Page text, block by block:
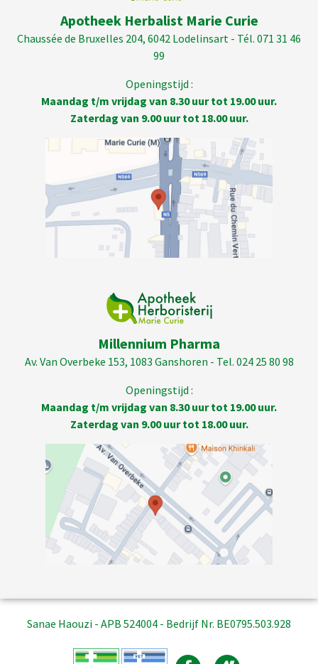
Apotheek Herbalist Marie Curie
Chaussée de Bruxelles 204, 6042 Lodelinsart - Tél. 071 31 46
99
Openingstijd :
Maandag t/m vrijdag van 8.30 uur tot 19.00 uur.
Zaterdag van 9.00 uur tot 18.00 uur.
Millennium Pharma
Av. Van Overbeke 153, 1083 Ganshoren - Tel. 024 25 80 98
Openingstijd :
Maandag t/m vrijdag van 8.30 uur tot 19.00 uur.
Zaterdag van 9.00 uur tot 18.00 uur.
Sanae Haouzi - APB 524004 - Bedrijf Nr. BE0795.503.928